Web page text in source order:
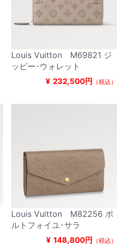
Louis Vuitton M69821 ジ
ッピー･ウォレット
¥ 232,500円 （税込）
Louis Vuitton M82256 ポ
ルトフォイユ･サラ
¥ 148,800円 （税込）